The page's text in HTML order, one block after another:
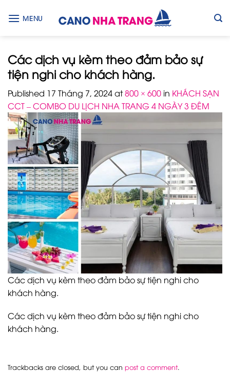
MENU
Các dịch vụ kèm theo đảm bảo sự
tiện nghi cho khách hàng.
Published 17 Tháng 7, 2024at800 × 600 in KHÁCH SẠN
CCT – COMBO DU LỊCH NHA TRANG 4 NGÀY 3 ĐÊM
Các dịch vụ kèm theo đảm bảo sự tiện nghi cho
khách hàng.
Các dịch vụ kèm theo đảm bảo sự tiện nghi cho
khách hàng.
Trackbacks are closed, but you can post a comment.